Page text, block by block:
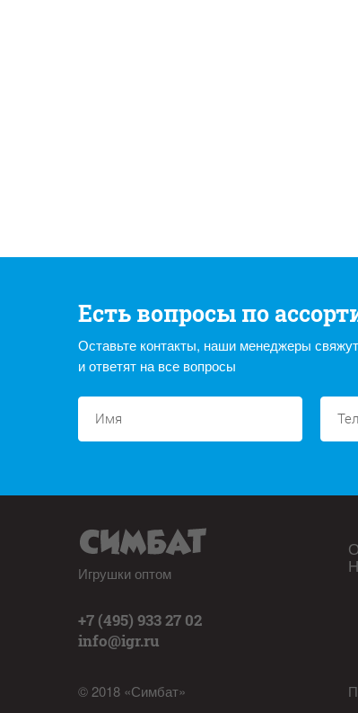
Есть вопросы по
Оставьте контакты, наши менеджеры
и ответят на все вопросы
Игрушки оптом
+7 (495) 933 27 02
info@igr.ru
© 2018 «Симбат»